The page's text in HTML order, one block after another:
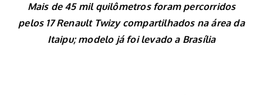
Mais de 45 mil quilômetros foram percorridos
pelos 17 Renault Twizy compartilhados na área da
Itaipu; modelo já foi levado a Brasília